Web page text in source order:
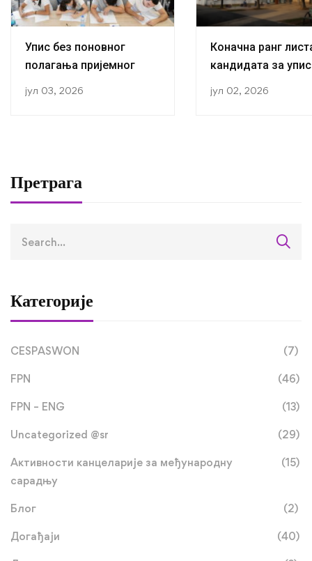
Упис без поновног
полагања пријемног
јул 03, 2026
Коначна ранг
кандидата за
јул 02, 2026
Претрага
Категорије
CESPASWON (7)
FPN (46)
FPN – ENG (13)
Uncategorized @sr (29)
Активности канцеларије за међународну
сарадњу
(15)
Блог (2)
Догађаји (40)